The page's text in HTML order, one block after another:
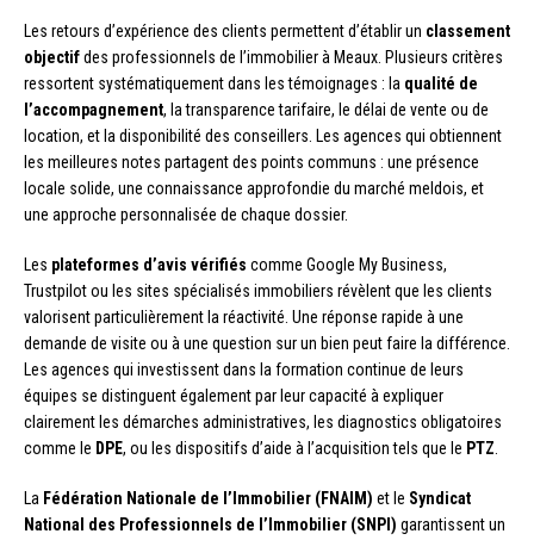
Les retours d’expérience des clients permettent d’établir un classement
objectifdes professionnels de l’immobilier à Meaux. Plusieurs critères
ressortent systématiquement dans les témoignages : la qualité de
l’accompagnement, la transparence tarifaire, le délai de vente ou de
location, et la disponibilité des conseillers. Les agences qui obtiennent
les meilleures notes partagent des points communs : une présence
locale solide, une connaissance approfondie du marché meldois, et
une approche personnalisée de chaque dossier.
Les plateformes d’avis vérifiés comme Google My Business,
Trustpilot ou les sites spécialisés immobiliers révèlent que les clients
valorisent particulièrement la réactivité. Une réponse rapide à une
demande de visite ou à une question sur un bien peut faire la différence.
Les agences qui investissent dans la formation continue de leurs
équipes se distinguent également par leur capacité à expliquer
clairement les démarches administratives, les diagnostics obligatoires
comme le DPE, ou les dispositifs d’aide à l’acquisition tels que le PTZ.
La Fédération Nationale de l’Immobilier (FNAIM) et le Syndicat
National des Professionnels de l’Immobilier (SNPI) garantissent un